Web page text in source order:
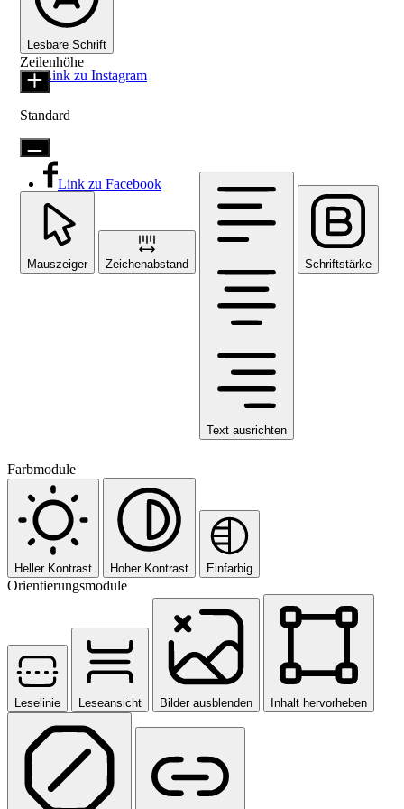
Link zu Instagram
Link zu Facebook
Lesbare Schrift
Zeilenhöhe
Standard
Mauszeiger Zeichenabstand
Text ausrichten
Schriftstärke
Farbmodule
Heller Kontrast Hoher Kontrast Einfarbig
Orientierungsmodule
Leselinie Leseansicht Bilder ausblenden Inhalt hervorheben